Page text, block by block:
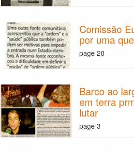
Comissão
por uma
page 20
Barco ao
em terra
lutar
page 3